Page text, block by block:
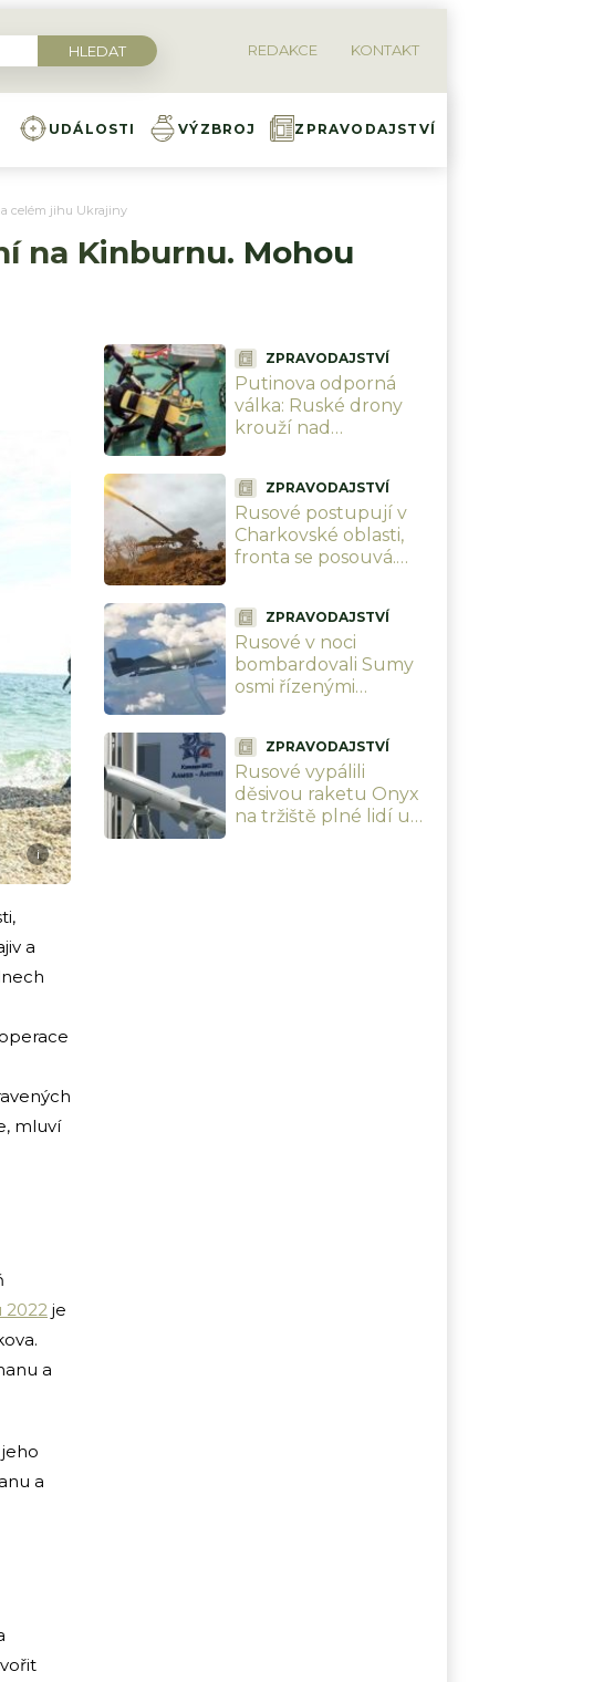
REDAKCE KONTAKT
UDÁLOSTI VÝZBROJ ZPRAVODAJSTVÍ
celém jihu Ukrajiny
na Kinburnu. Mohou
i
a
mluví
2022 je
a
a
ZPRAVODAJSTVÍ
Putinova odporná
válka: Ruské drony
krouží nad
Bezmála 1 000
mrtvých, z toho 179
dětí
ZPRAVODAJSTVÍ
Rusové postupují v
Charkovské oblasti,
fronta se posouvá.
Ukrajinci ztrácejí
pozice
ZPRAVODAJSTVÍ
Rusové v noci
bombardovali Sumy
osmi řízenými
dvě malé holčičky
ZPRAVODAJSTVÍ
Rusové vypálili
děsivou raketu Onyx
na tržiště plné lidí u